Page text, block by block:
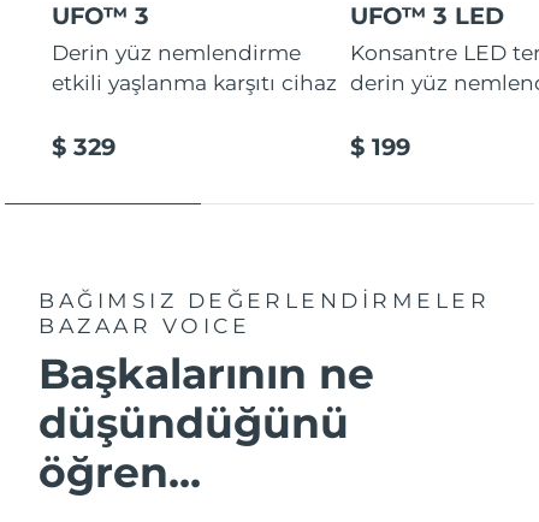
UFO™ 3
Derin yüz nemlendirme
etkili yaşlanma karşıtı cihaz
$ 329
UFO™ 3 LED
Konsantre LED
derin yüz
$ 199
BAĞIMSIZ DEĞERLENDİRMELER
BAZAAR VOICE
Başkalarının ne
düşündüğünü
öğren...